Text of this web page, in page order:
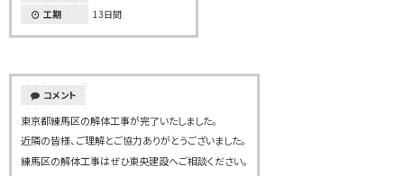
工期
13日間
コメント
東京都練馬区の解体工事が完了いたしました。
近隣の皆様、ご理解とご協力ありがとうございました。
練馬区の解体工事はぜひ東央建設へご相談ください。